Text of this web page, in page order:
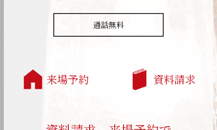
通話無料
来場予約 資料請求